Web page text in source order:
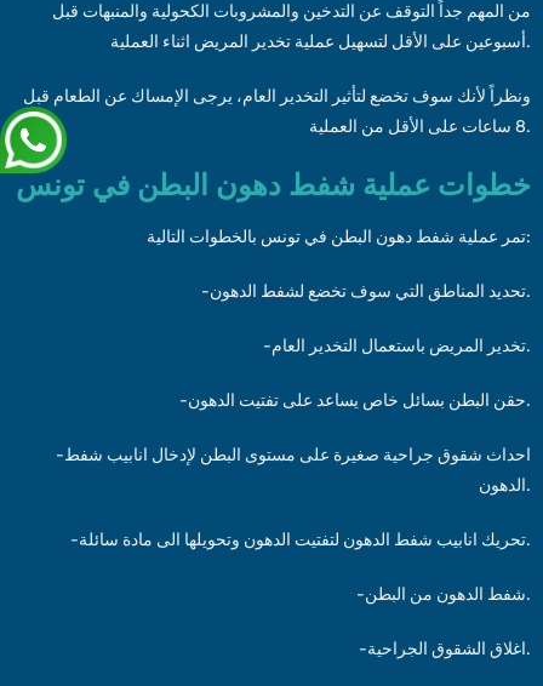
من المهم جداً التوقف عن التدخين والمشروبات الكحولية والمنبهات قبل
أسبوعين على الأقل لتسهيل عملية تخدير المريض اثناء العملية.
ونظراً لأنك سوف تخضع لتأثير التخدير العام، يرجى الإمساك عن الطعام قبل
8 ساعات على الأقل من العملية.
خطوات عملية شفط دهون البطن في تونس
تمر عملية شفط دهون البطن في تونس بالخطوات التالية:
-تحديد المناطق التي سوف تخضع لشفط الدهون.
-تخدير المريض باستعمال التخدير العام.
-حقن البطن بسائل خاص يساعد على تفتيت الدهون.
-احداث شقوق جراحية صغيرة على مستوى البطن لإدخال انابيب شفط
الدهون.
-تحريك انابيب شفط الدهون لتفتيت الدهون وتحويلها الى مادة سائلة.
-شفط الدهون من البطن.
-اغلاق الشقوق الجراحية.